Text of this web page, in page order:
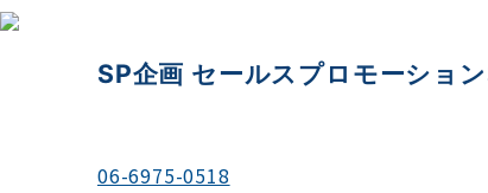
SP企画 セールスプロモーショ
06-6975-0518